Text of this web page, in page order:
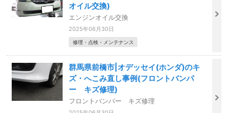
オイル交換)
エンジンオイル交換
2025年06月30日
修理・点検・メンテナンス
群馬県前橋市|オデッセイ(ホンダ)のキ
ズ・へこみ直し事例(フロントバンパ
ー キズ修理)
フロントバンパー キズ修理